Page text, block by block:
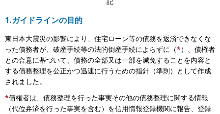
1.ガイドラインの目的
東日本大震災の影響により、住宅ローン等の債務を返済できなくな
った債務者が、破産手続等の法的倒産手続によらずに（*）、債権者
との合意に基づいて、債務の全部又は一部を減免することを内容と
する債務整理を公正かつ迅速に行うための指針（準則）として作成
されました。
*債権者は、債務整理を行った事実その他の債務整理に関する情報
（代位弁済を行った事実を含む）を信用情報登録機関に報告、登録